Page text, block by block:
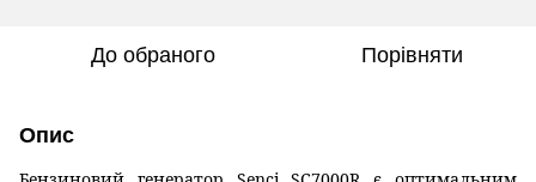
До обраного Порівняти
Опис